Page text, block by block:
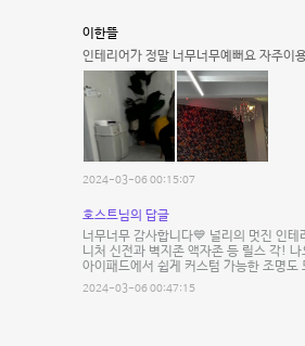
이한뜰
인테리어가 정말 너무너무예뻐요 자주이
2024-03-06 00:15:07
호스트님의 답글
너무너무 감사합니다💙 널리의 멋진 인
니처 신전과 벽지존 액자존 등 릴스 각!
아이패드에서 쉽게 커스텀 가능한 조명도
2024-03-06 00:47:15